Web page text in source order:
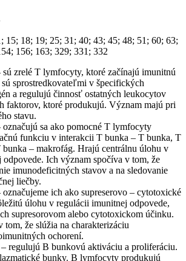
15; 18; 19; 25; 31; 40; 43; 45; 48; 51; 60; 63;
156; 163; 329; 331; 332
zrelé T lymfocyty, ktoré začínajú imunitnú
sprostredkovateľmi v špecifických
a regulujú činnosť ostatných leukocytov
faktorov, ktoré produkujú. Význam majú pri
stavu.
sa ako pomocné T lymfocyty
funkciu v interakcii T bunka – T bunka, T
– makrofág. Hrajú centrálnu úlohu v
Ich význam spočíva v tom, že
imunodeficitných stavov a na sledovanie
liečby.
ich ako supreserovo – cytotoxické
úlohu v regulácii imunitnej odpovede,
supresorovom alebo cytotoxickom účinku.
tom, že slúžia na charakterizáciu
ochorení.
regulujú B bunkovú aktiváciu a proliferáciu.
bunky. B lymfocyty produkujú